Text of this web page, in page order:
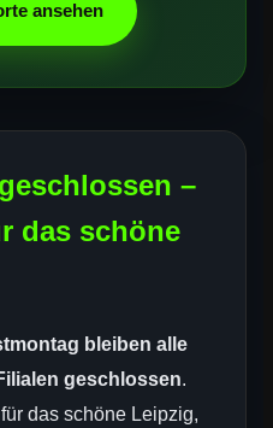
ansehen
–
das schöne
bleiben alle
geschlossen.
das schöne Leipzig,